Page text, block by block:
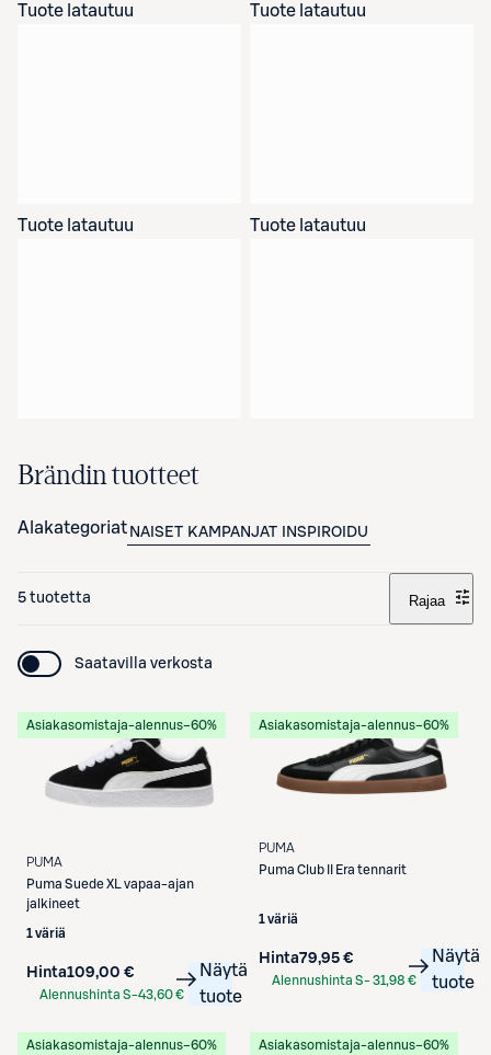
Tuote latautuu Tuote latautuu
Tuote latautuu Tuote latautuu
Brändin tuotteet
Alakategoriat NAISET KAMPANJAT INSPIROIDU
5 tuotetta Rajaa
Saatavilla verkosta
Asiakasomistaja-alennus−60%
PUMA
Puma Suede XL vapaa-ajan
jalkineet
1 väriä
Hinta109,00 €
Alennushinta S-43,60 €
Näytä
tuote
Asiakasomistaja-alennus−60%
PUMA
Puma Club II Era tennarit
1 väriä
Hinta79,95 €
Alennushinta S-31,98 €
Näytä
tuote
Asiakasomistaja-alennus−60% Asiakasomistaja-alennus−60%